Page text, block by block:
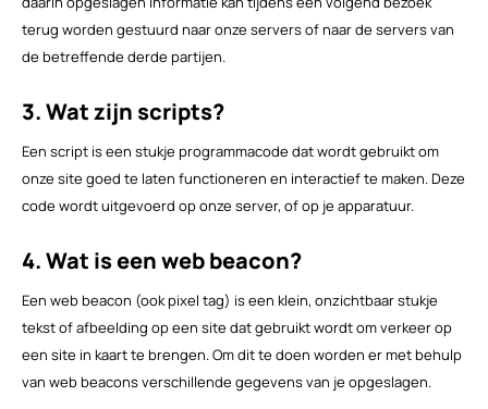
terug worden gestuurd naar onze servers of naar de servers van
de betreffende derde partijen.
3. Wat zijn scripts?
Een script is een stukje programmacode dat wordt gebruikt om
onze site goed te laten functioneren en interactief te maken. Deze
code wordt uitgevoerd op onze server, of op je apparatuur.
4. Wat is een web beacon?
Een web beacon (ook pixel tag) is een klein, onzichtbaar stukje
tekst of afbeelding op een site dat gebruikt wordt om verkeer op
een site in kaart te brengen. Om dit te doen worden er met behulp
van web beacons verschillende gegevens van je opgeslagen.